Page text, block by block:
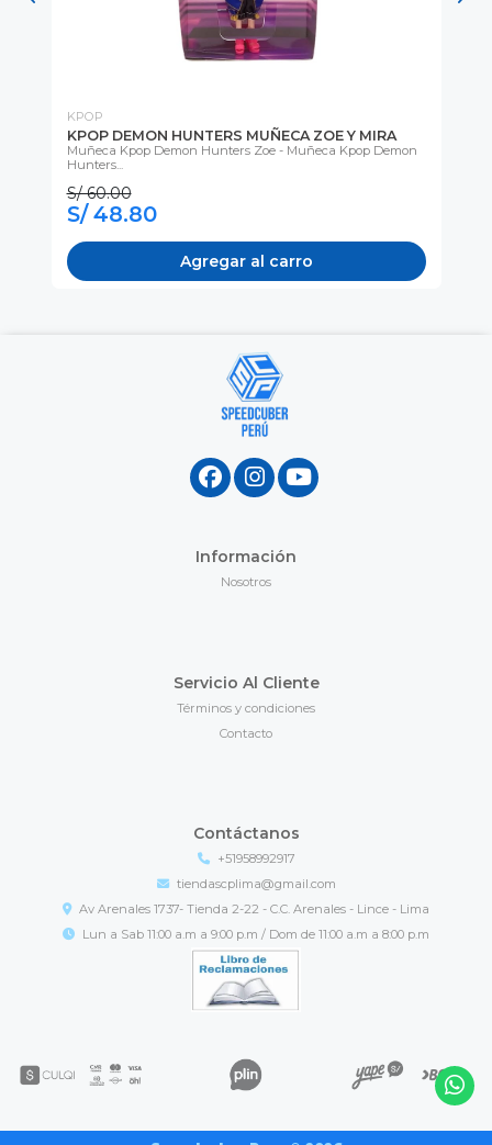
KPOP
KPOP DEMON HUNTERS MUÑECA ZOE Y MIRA
Muñeca Kpop Demon Hunters Zoe - Muñeca Kpop Demon
Hunters...
S/ 60.00
S/ 48.80
Agregar al carro
Información
Nosotros
Servicio Al Cliente
Términos y condiciones
Contacto
Contáctanos
+51958992917
tiendascplima@gmail.com
Av Arenales 1737- Tienda 2-22 - C.C. Arenales - Lince - Lima
Lun a Sab 11:00 a.m a 9:00 p.m / Dom de 11:00 a.m a 8:00 p.m